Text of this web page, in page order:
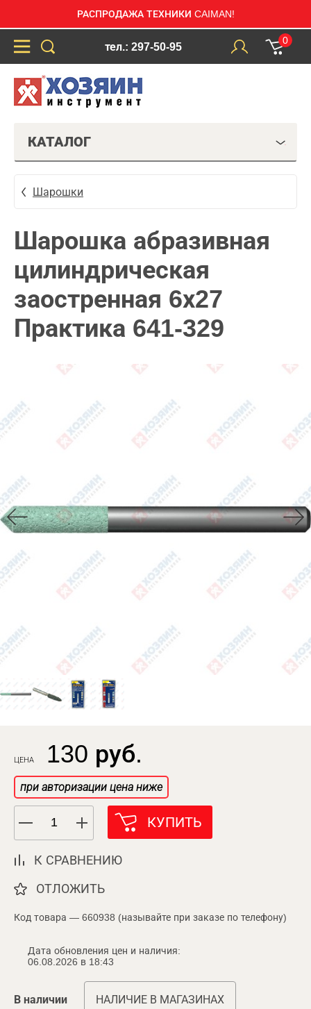
РАСПРОДАЖА ТЕХНИКИ CAIMAN!
тел.: 297-50-95
0
КАТАЛОГ
Шарошки
Шарошка абразивная
цилиндрическая
заостренная 6х27
Практика 641-329
ЦЕНА 130 руб.
при авторизации цена ниже
КУПИТЬ
К СРАВНЕНИЮ
ОТЛОЖИТЬ
Код товара — 660938 (называйте при заказе по телефону)
Дата обновления цен и наличия:
06.08.2026 в 18:43
В наличии НАЛИЧИЕ В МАГАЗИНАХ